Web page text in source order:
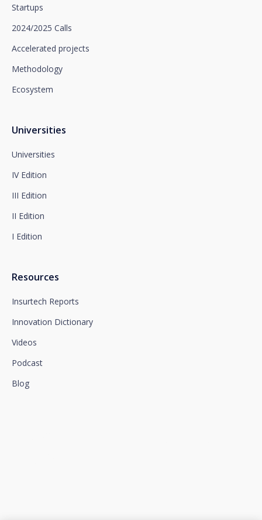
Startups
2024/2025 Calls
Accelerated projects
Methodology
Ecosystem
Universities
Universities
IV Edition
III Edition
II Edition
I Edition
Resources
Insurtech Reports
Innovation Dictionary
Videos
Podcast
Blog
limitation of processing and portability, as well as
object to the processing of your data for
promotional purposes, by writing to Santalucía,
which you must send to Plaza de España, no. 15,
Department or to arcolopd@santalucia.es indicating
You can contact our Data Protection Officer at the
Santalucía, informs you that you may file a
Supervisory Authority.
at www.santalucia.impulsa.es, in the Privacy Policy